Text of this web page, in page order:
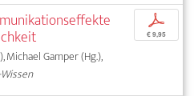
Michael Gamper (Hg.),
p
€ 9,95